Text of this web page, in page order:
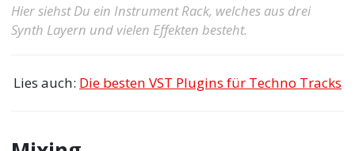
Hier siehst Du ein Instrument Rack, welches aus drei
Synth Layern und vielen Effekten besteht.
Lies auch: Die besten VST Plugins für Techno Tracks